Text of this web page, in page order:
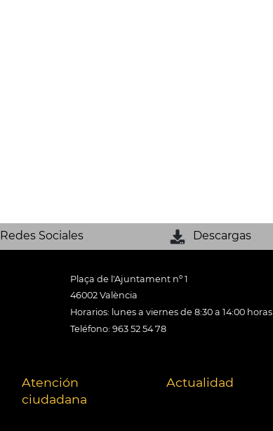
Redes Sociales Descargas
Plaça de l'Ajuntament nº 1
46002 València
Horarios: lunes a viernes de 8:30 a 14:00 horas
Teléfono: 963 52 54 78
Atención
ciudadana
Actualidad